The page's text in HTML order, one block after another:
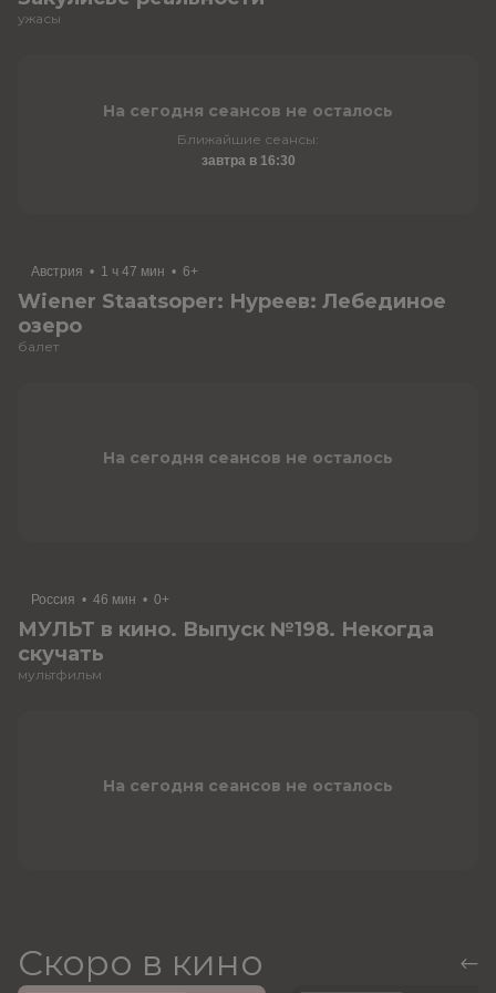
ужасы
На сегодня сеансов не осталось
Ближайшие сеансы:
завтра в 16:30
Австрия • 1 ч 47 мин • 6+
Wiener Staatsoper: Нуреев: Лебединое
озеро
балет
На сегодня сеансов не осталось
Россия • 46 мин • 0+
МУЛЬТ в кино. Выпуск №198. Некогда
скучать
мультфильм
На сегодня сеансов не осталось
Скоро в кино